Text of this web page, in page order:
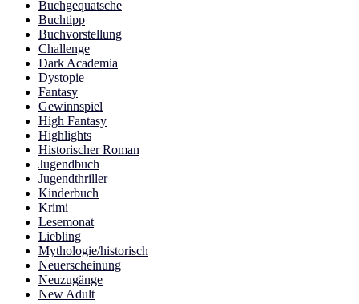
Buchgequatsche
Buchtipp
Buchvorstellung
Challenge
Dark Academia
Dystopie
Fantasy
Gewinnspiel
High Fantasy
Highlights
Historischer Roman
Jugendbuch
Jugendthriller
Kinderbuch
Krimi
Lesemonat
Liebling
Mythologie/historisch
Neuerscheinung
Neuzugänge
New Adult